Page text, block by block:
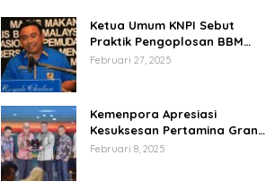
Ketua Umum KNPI Sebut
Praktik Pengoplosan BBM
Cederai Kepercayaan
Februari 27, 2025
Kemenpora Apresiasi
Kesuksesan Pertamina Grand
Prix of Indonesia 2024
Februari 8, 2025